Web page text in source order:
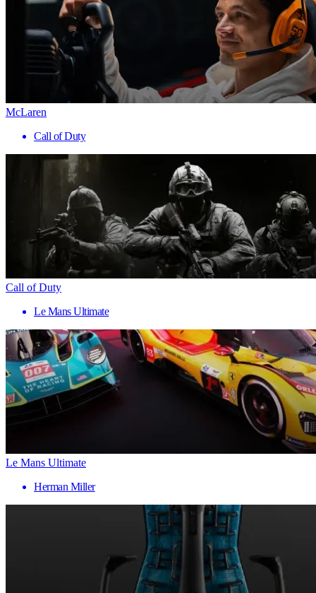
McLaren
Call of Duty
Call of Duty
Le Mans Ultimate
Le Mans Ultimate
Herman Miller